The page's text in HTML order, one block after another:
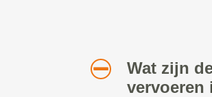
Wat zijn
vervoeren